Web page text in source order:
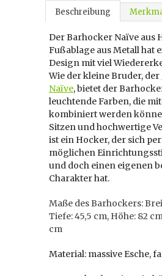
Beschreibung
Der Barhocker Naïve aus
Fußablage aus Metall hat
Design mit viel
Wie der kleine Bruder, der
Naïve, bietet der
leuchtende Farben, die
kombiniert werden
Sitzen und hochwertige
ist ein Hocker, der sich
möglichen
und doch einen eigenen
Charakter hat.
Maße des Barhockers:
Tiefe: 45,5 cm, Höhe: 82
cm
Material: massive Esche,